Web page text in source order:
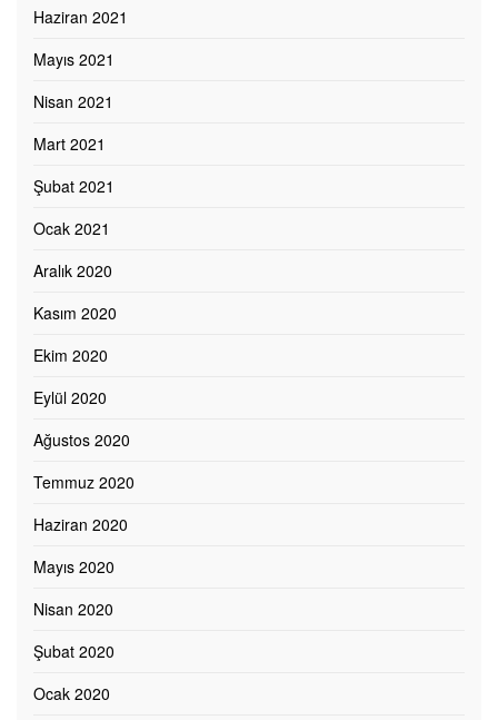
Haziran 2021
Mayıs 2021
Nisan 2021
Mart 2021
Şubat 2021
Ocak 2021
Aralık 2020
Kasım 2020
Ekim 2020
Eylül 2020
Ağustos 2020
Temmuz 2020
Haziran 2020
Mayıs 2020
Nisan 2020
Şubat 2020
Ocak 2020